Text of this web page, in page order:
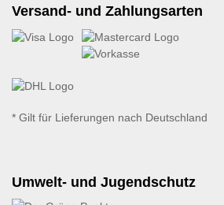
Versand- und Zahlungsarten
* Gilt für Lieferungen nach Deutschland
Umwelt- und Jugendschutz